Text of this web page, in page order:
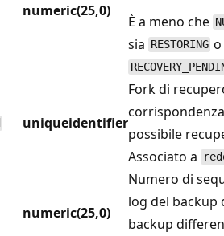
numeric(25,0)
È a meno che
sia RESTORING o
uniqueidentifier
Fork di
possibile
Associato a
numeric(25,0)
Numero di
log del backup
backup